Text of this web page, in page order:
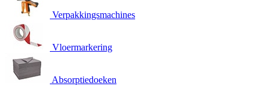
Verpakkingsmachines
Vloermarkering
Absorptiedoeken